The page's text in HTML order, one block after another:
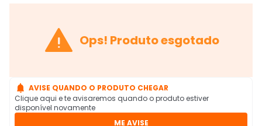
 Ops! Produto esgotado
 AVISE QUANDO O PRODUTO CHEGAR
Clique aqui e te avisaremos quando o produto estiver
disponível novamente
ME AVISE